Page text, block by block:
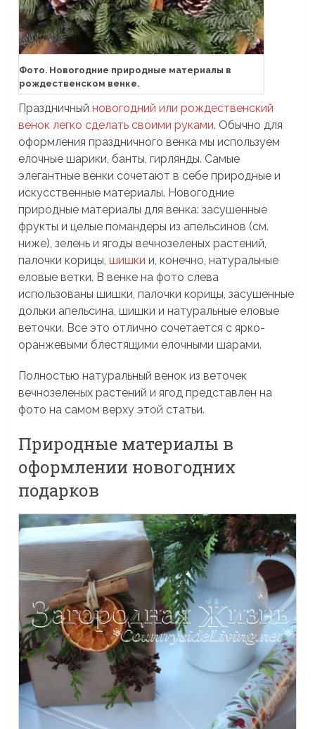
Фото. Новогодние природные материалы в
рождественском венке.
Праздничныйновогодний или рождественский
венок легко сделать своими руками. Обычно для
оформления праздничного венка мы используем
елочные шарики, банты, гирлянды. Самые
элегантные венки сочетают в себе природные и
искусственные материалы. Новогодние
природные материалы для венка: засушенные
фрукты и целые помандеры из апельсинов (см.
ниже), зелень и ягоды вечнозеленых растений,
палочки корицы,шишки и, конечно, натуральные
еловые ветки. В венке на фото слева
использованы шишки, палочки корицы, засушенные
дольки апельсина, шишки и натуральные еловые
веточки. Все это отлично сочетается с ярко-
оранжевыми блестящими елочными шарами.
Полностью натуральный венок из веточек
вечнозеленых растений и ягод представлен на
фото на самом верху этой статьи.
Природные материалы в
оформлении новогодних
подарков